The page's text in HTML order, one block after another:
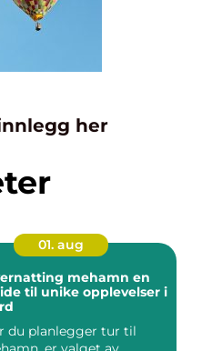
her
01. aug
mehamn en
til unike opplevelser i
du planlegger tur til